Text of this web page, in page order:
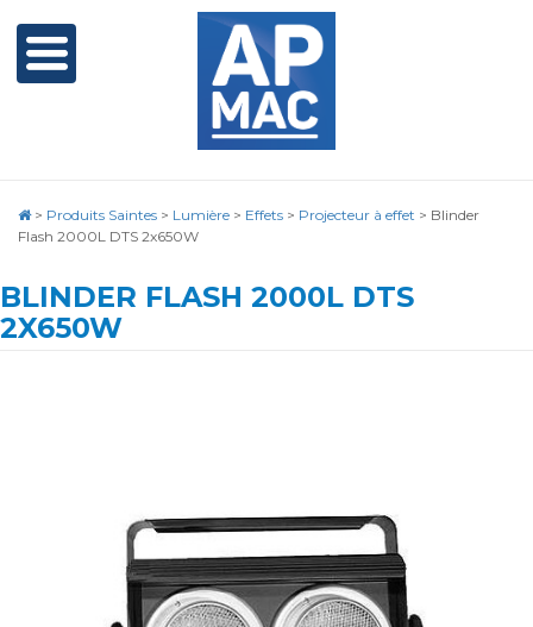
> Produits Saintes > Lumière > Effets > Projecteur à effet > Blinder
Flash 2000L DTS 2x650W
BLINDER FLASH 2000L DTS
2X650W